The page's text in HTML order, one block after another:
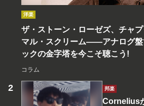
洋楽
ザ・ストーン・ローゼズ、チャ
マル・スクリーム――アナログ盤
ックの金字塔を今こそ聴こう!
コラム
邦楽
Cornelius